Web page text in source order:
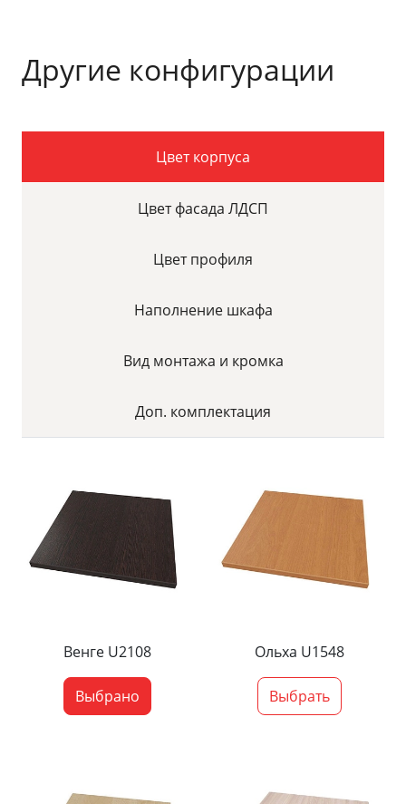
Другие конфигурации
Цвет корпуса
Цвет фасада ЛДСП
Цвет профиля
Наполнение шкафа
Вид монтажа и кромка
Доп. комплектация
Венге U2108
Выбрано
Ольха U1548
Выбрать